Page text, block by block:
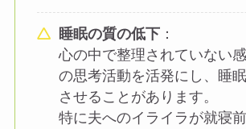
睡眠の質の低下：
心の中で整理されていない
の思考活動を活発にし、睡
させることがあります。
特に夫へのイライラが就寝